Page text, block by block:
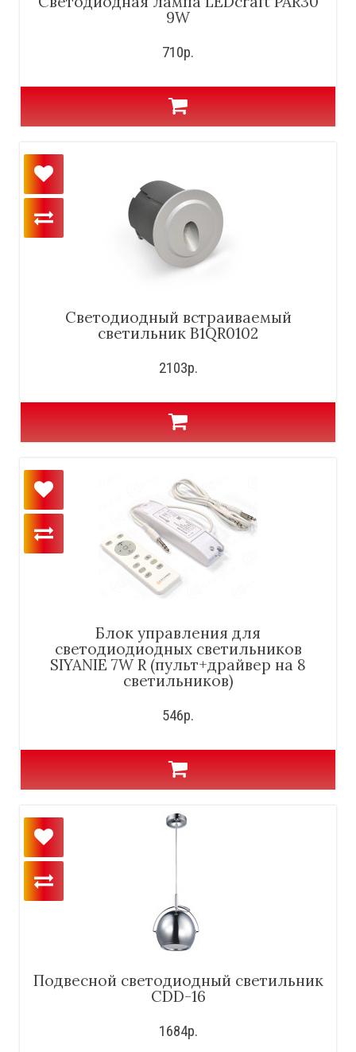
9W
710р.
Светодиодный встраиваемый
светильник B1QR0102
2103р.
Блок управления для
светодиодиодных светильников
SIYANIE 7W R (пульт+драйвер на 8
светильников)
546р.
Подвесной светодиодный светильник
CDD-16
1684р.